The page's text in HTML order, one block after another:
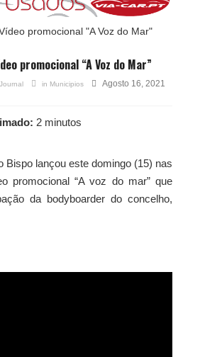
promocional “A Voz do Mar”
in Municipios Agosto 16, 2021
2 minutos
Bispo lançou este domingo (15) nas
promocional “A voz do mar” que
da bodyboarder do concelho,